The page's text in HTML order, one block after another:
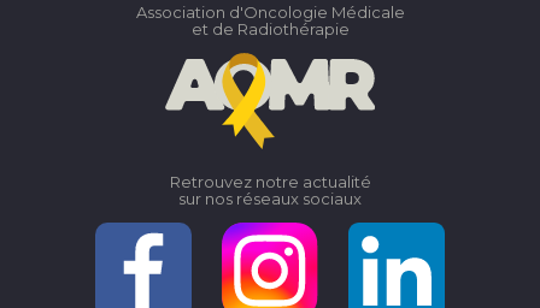
Association d'Oncologie Médicale
et de Radiothérapie
Retrouvez notre actualité
sur nos réseaux sociaux